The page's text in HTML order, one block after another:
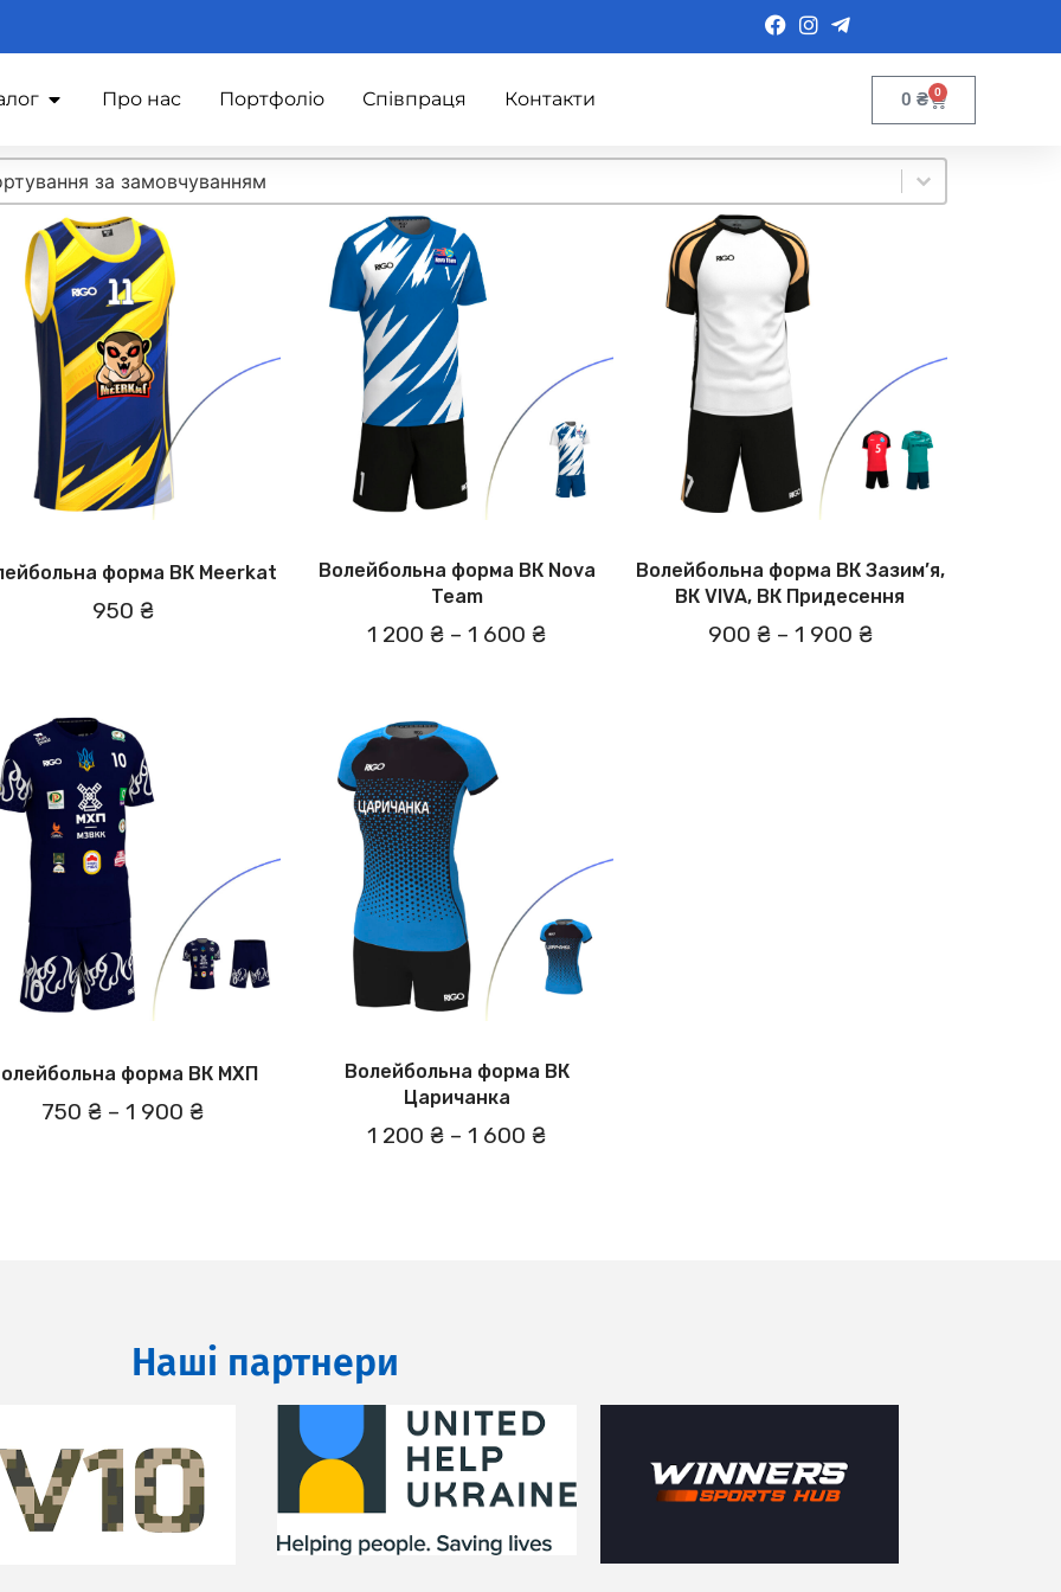
Про нас Портфоліо Співпраця Контакти 0 ₴ 0
content
за замовчуванням
content
форма ВК Meerkat
950 ₴
Волейбольна форма ВК Nova
Team
1 200 ₴ – 1 600 ₴
Волейбольна форма ВК Зазим’я,
ВК VIVA, ВК Придесення
900 ₴– 1 900 ₴
форма ВК МХП
750 ₴ –1 900 ₴
Волейбольна форма ВК
Царичанка
1 200 ₴ – 1 600 ₴
Наші партнери